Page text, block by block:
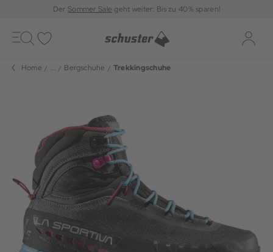
DerSommer Sale geht weiter: Bis zu 40% sparen!
Toggle
navigation
Home ... Bergschuhe Trekkingschuhe